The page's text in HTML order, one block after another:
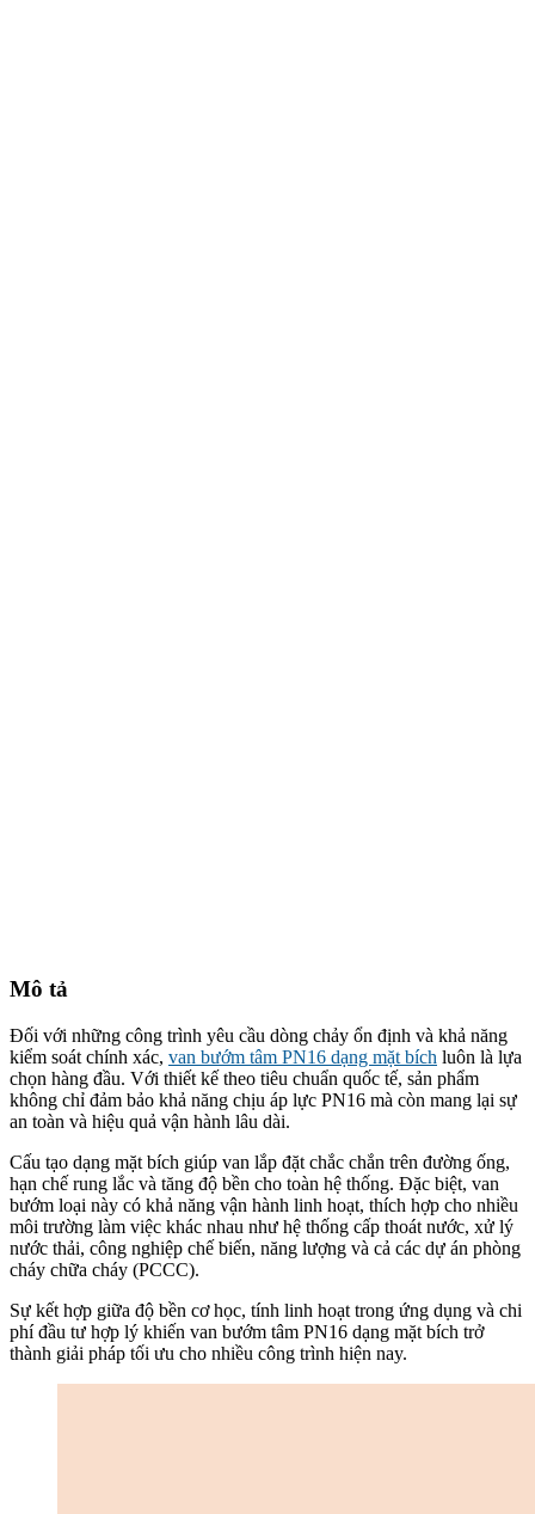
Mô tả
Đối với những công trình yêu cầu dòng chảy ổn định và khả năng
kiểm soát chính xác, van bướm tâm PN16 dạng mặt bích luôn là lựa
chọn hàng đầu. Với thiết kế theo tiêu chuẩn quốc tế, sản phẩm
không chỉ đảm bảo khả năng chịu áp lực PN16 mà còn mang lại sự
an toàn và hiệu quả vận hành lâu dài.
Cấu tạo dạng mặt bích giúp van lắp đặt chắc chắn trên đường ống,
hạn chế rung lắc và tăng độ bền cho toàn hệ thống. Đặc biệt, van
bướm loại này có khả năng vận hành linh hoạt, thích hợp cho nhiều
môi trường làm việc khác nhau như hệ thống cấp thoát nước, xử lý
nước thải, công nghiệp chế biến, năng lượng và cả các dự án phòng
cháy chữa cháy (PCCC).
Sự kết hợp giữa độ bền cơ học, tính linh hoạt trong ứng dụng và chi
phí đầu tư hợp lý khiến van bướm tâm PN16 dạng mặt bích trở
thành giải pháp tối ưu cho nhiều công trình hiện nay.